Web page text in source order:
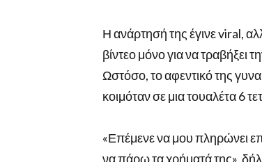
Η ανάρτησή της έγινε viral,
βίντεο μόνο για να τραβήξει
Ωστόσο, το αφεντικό της
κοιμόταν σε μια τουαλέτα 6
«Επέμενε να μου πληρώνει
να πάρω τα χρήματά της»,